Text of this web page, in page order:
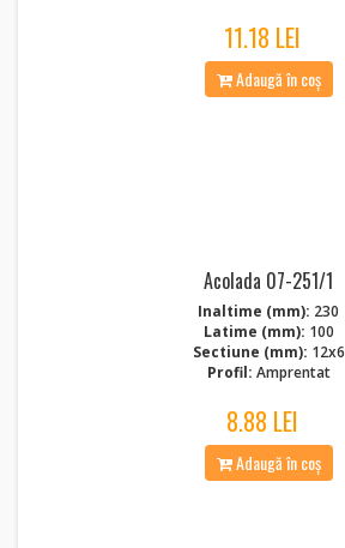
11.18 LEI
Adaugă în coș
Acolada 07-251/1
Inaltime (mm): 230
Latime (mm): 100
Sectiune (mm): 12x6
Profil: Amprentat
8.88 LEI
Adaugă în coș